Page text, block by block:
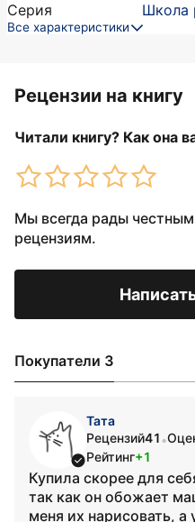
Серия
Школа
Все характеристики
Рецензии на книгу
Читали книгу? Как она
Мы всегда рады
рецензиям.
Покупатели 3
Тата
Рецензий41 •
Рейтинг+1
Купила скорее для
так как он обожает
меня их нарисовать, а